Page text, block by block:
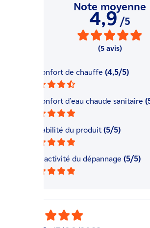
Note moyenne
4,9 /5
(5 avis)
Le confort de chauffe (4,5/5)
Le confort d'eau chaude sanitaire
La fiabilité du produit (5/5)
La réactivité du dépannage (5/5)